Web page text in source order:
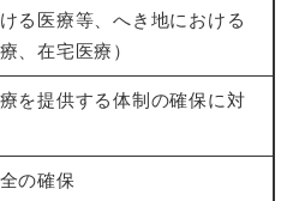
る医療等、へき地における
、在宅医療）
供する体制の確保に対
確保